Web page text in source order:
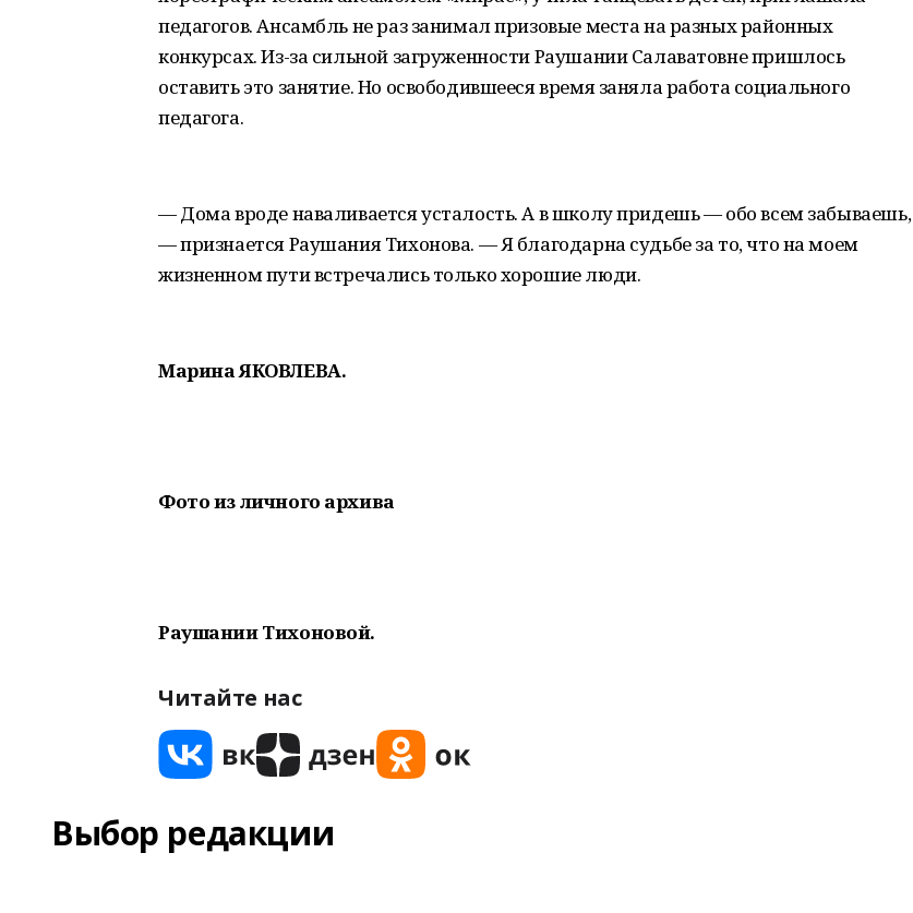
педагогов. Ансамбль не раз занимал призовые места на разных районных
конкурсах. Из-за сильной загруженности Раушании Салаватовне пришлось
оставить это занятие. Но освободившееся время заняла работа социального
педагога.
— Дома вроде наваливается усталость. А в школу придешь — обо всем забываешь,
— признается Раушания Тихонова. — Я благодарна судьбе за то, что на моем
жизненном пути встречались только хорошие люди.
Марина ЯКОВЛЕВА.
Фото из личного архива
Раушании Тихоновой.
Читайте нас
Выбор редакции